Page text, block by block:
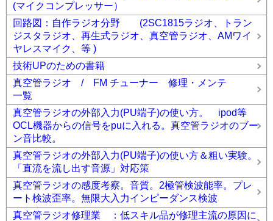
(マイクコンプレッサー）
回路図：自作ラジオ分野 (2SC1815ラジオ、トラン
ジスタラジオ、再生式ラジオ、真空管ラジオ、AMワイ
ヤレスマイク、等 )
技術UPのための書籍
真空管ラジオ / FM チューナー 修理・メンテ
一覧
真空管ラジオの外部入力(PU端子)の使い方。 ipod等
OCL機器からの信号をpuに入れる。真空管ラジオのブー
ン音比較。
真空管ラジオの外部入力(PU端子)の使い方＆粗い実験。
「直流を流し出す音源」対応策
真空管ラジオの感度考察。音質。2極管検波能率。プレ
ート検波歪率。無限大入力インピーダンス検波
真空管ラジオ修理業 ：低スキル品が修理主流の原因に